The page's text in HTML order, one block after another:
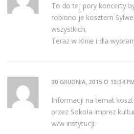
To do tej pory koncerty
robiono je kosztem
wszystkich,
Teraz w Kinie i dla
30 GRUDNIA, 2015 O 10:34 PM
Informacji na temat
przez Sokoła imprez
w/w instytucji.